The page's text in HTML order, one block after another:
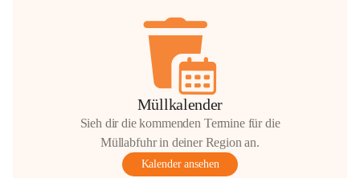
Müllkalender
Sieh dir die kommenden Termine für die
Müllabfuhr in deiner Region an.
Kalender ansehen